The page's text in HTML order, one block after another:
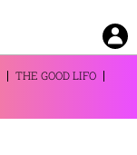
THE GOOD LIFO